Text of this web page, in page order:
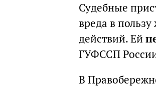
Судебные
вреда в
действий. Ей
ГУФССП
В